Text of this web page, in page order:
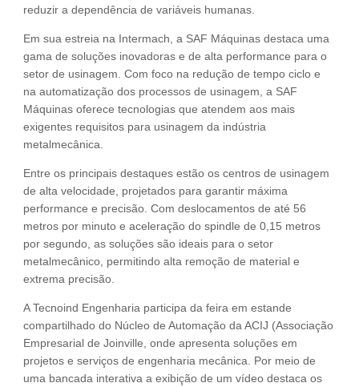
reduzir a dependência de variáveis humanas.
Em sua estreia na Intermach, a SAF Máquinas destaca uma
gama de soluções inovadoras e de alta performance para o
setor de usinagem. Com foco na redução de tempo ciclo e
na automatização dos processos de usinagem, a SAF
Máquinas oferece tecnologias que atendem aos mais
exigentes requisitos para usinagem da indústria
metalmecânica.
Entre os principais destaques estão os centros de usinagem
de alta velocidade, projetados para garantir máxima
performance e precisão. Com deslocamentos de até 56
metros por minuto e aceleração do spindle de 0,15 metros
por segundo, as soluções são ideais para o setor
metalmecânico, permitindo alta remoção de material e
extrema precisão.
A Tecnoind Engenharia participa da feira em estande
compartilhado do Núcleo de Automação da ACIJ (Associação
Empresarial de Joinville, onde apresenta soluções em
projetos e serviços de engenharia mecânica. Por meio de
uma bancada interativa a exibição de um vídeo destaca os